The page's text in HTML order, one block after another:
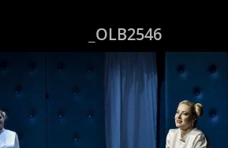
_OLB2546